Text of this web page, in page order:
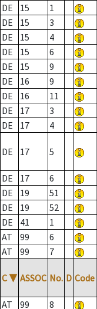
DE
15 1
DE
15 3
DE
15 4
DE
15 6
DE
15 9
DE
16 9
DE
16 11
DE
17 3
DE
17 4
DE 17 5
DE 17 6
DE
19 51
DE
19 52
DE
41 1
AT
99 6
AT
99 7
C ▼ ASSOC No. D Code
AT 99 8